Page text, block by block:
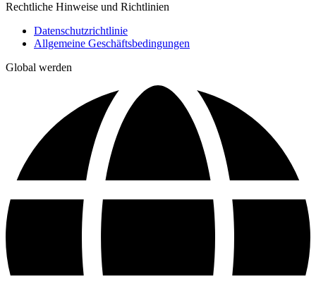
Rechtliche Hinweise und Richtlinien
Datenschutzrichtlinie
Allgemeine Geschäftsbedingungen
Global werden